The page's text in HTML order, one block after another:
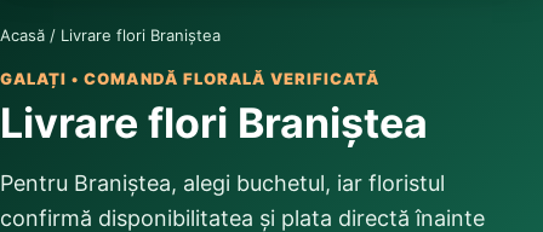
Acasă / Livrare flori Braniștea
GALAȚI • COMANDĂ FLORALĂ VERIFICATĂ
Livrare flori Braniștea
Pentru Braniștea, alegi buchetul, iar floristul
confirmă disponibilitatea și plata directă înainte